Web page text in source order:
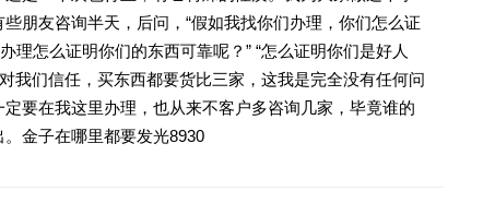
朋友咨询半天，后问，“假如我找你们办理，你们怎么证
理怎么证明你们的东西可靠呢？” “怎么证明你们是好人
我们信任，买东西都要货比三家，这我是完全没有任何问
要在我这里办理，也从来不客户多咨询几家，毕竟谁的
金子在哪里都要发光8930